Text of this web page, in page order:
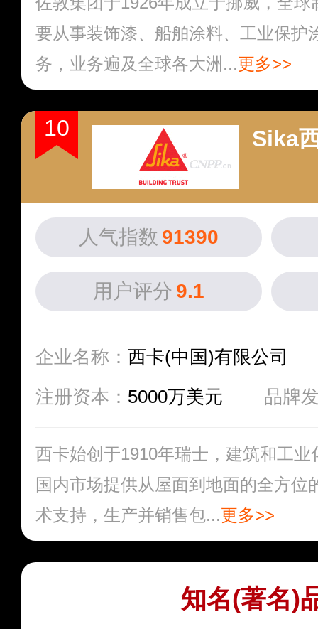
要从事装饰漆、船舶涂料、工业保护
务，业务遍及全球各大洲...更多>>
10 Sika
人气指数 91390
用户评分 9.1
企业名称： 西卡(中国)有限公司
注册资本： 5000万美元 品牌
西卡始创于1910年瑞士，建筑和工
国内市场提供从屋面到地面的全方位
术支持，生产并销售包...更多>>
知名(著名)